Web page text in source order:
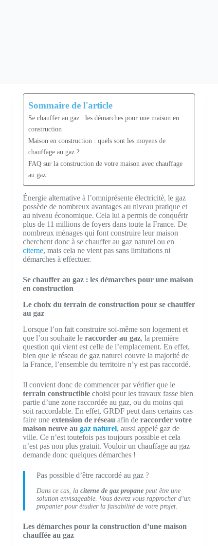
Sommaire de l'article
Se chauffer au gaz : les démarches pour une maison en
construction
Maison en construction : quels sont les moyens de
chauffage au gaz ?
FAQ sur la construction de votre maison avec chauffage
au gaz
Énergie alternative à l’omniprésente électricité, le gaz
possède de nombreux avantages au niveau pratique et
au niveau économique. Cela lui a permis de conquérir
plus de 11 millions de foyers dans toute la France. De
nombreux ménages qui font construire leur maison
cherchent donc à se chauffer au gaz naturel ou en
citerne, mais cela ne vient pas sans limitations ni
démarches à effectuer.
Se chauffer au gaz : les démarches pour une maison
en construction
Le choix du terrain de construction pour se chauffer
au gaz
Lorsque l’on fait construire soi-même son logement et
que l’on souhaite le raccorder au gaz, la première
question qui vient est celle de l’emplacement. En effet,
bien que le réseau de gaz naturel couvre la majorité de
la France, l’ensemble du territoire n’y est pas raccordé.
Il convient donc de commencer par vérifier que le
terrain constructiblechoisi pour les travaux fasse bien
partie d’une zone raccordée au gaz, ou du moins qui
soit raccordable. En effet, GRDF peut dans certains cas
faire une extension de réseau afin de raccorder votre
maison neuve au gaz naturel, aussi appelé gaz de
ville. Ce n’est toutefois pas toujours possible et cela
n’est pas non plus gratuit. Vouloir un chauffage au gaz
demande donc quelques démarches !
Pas possible d’être raccordé au gaz ?
Dans ce cas, laciterne de gaz propane peut être une
solution envisageable. Vous devrez vous rapprocher d’un
propanier pour étudier la faisabilité de votre projet.
Les démarches pour la construction d’une maison
chauffée au gaz